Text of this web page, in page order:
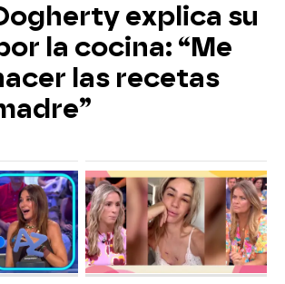
explica su
la cocina: “Me
las recetas